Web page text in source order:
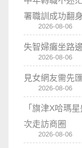
署職訓成功翻身
2026-08-06
失智婦癱坐路
2026-08-06
見女網友需先
2026-08-06
「旗津X哈瑪
次走訪商圈
2026-08-06